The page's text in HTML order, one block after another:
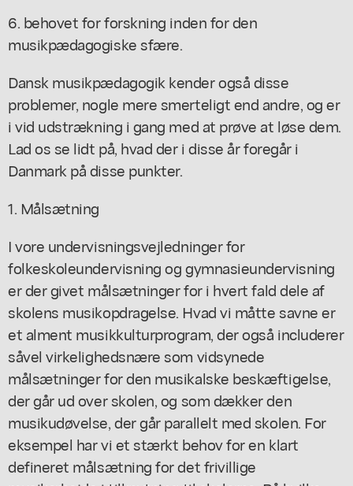
6. behovet for forskning inden for den
musikpædagogiske sfære.
Dansk musikpædagogik kender også disse
problemer, nogle mere smerteligt end andre, og er
i vid udstrækning i gang med at prøve at løse dem.
Lad os se lidt på, hvad der i disse år foregår i
Danmark på disse punkter.
1. Målsætning
I vore undervisningsvejledninger for
folkeskoleundervisning og gymnasieundervisning
er der givet målsætninger for i hvert fald dele af
skolens musikopdragelse. Hvad vi måtte savne er
et alment musikkulturprogram, der også includerer
såvel virkelighedsnære som vidsynede
målsætninger for den musikalske beskæftigelse,
der går ud over skolen, og som dækker den
musikudøvelse, der går parallelt med skolen. For
eksempel har vi et stærkt behov for en klart
defineret målsætning for det frivillige